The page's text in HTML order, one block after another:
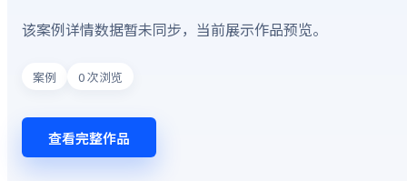
该案例详情数据暂未同步，当前展示作品预览。
案例 0次浏览
查看完整作品